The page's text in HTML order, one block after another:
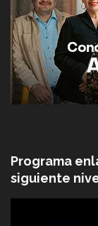
Programa
siguiente